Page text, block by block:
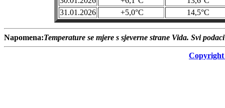
31.01.2026
+5,0°C 14,5°C
Napomena:Temperature se mjere s sjeverne strane Vida. Svi
Copyright